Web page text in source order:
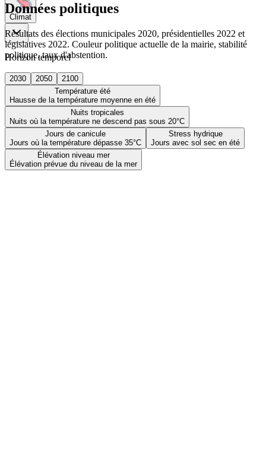
Climat
Horizon temporel
2030 2050
2100
Température été
Hausse de la température moyenne en été
Nuits tropicales
Nuits où la température ne descend pas sous 20°C
Jours de canicule
Jours où la température dépasse 35°C
Stress hydrique
Jours avec sol sec en été
Élévation niveau mer
Élévation prévue du niveau de la mer
Données politiques
Résultats des élections municipales 2020, présidentielles 2022 et
législatives 2022. Couleur politique actuelle de la mairie, stabilité
politique, taux d'abstention.